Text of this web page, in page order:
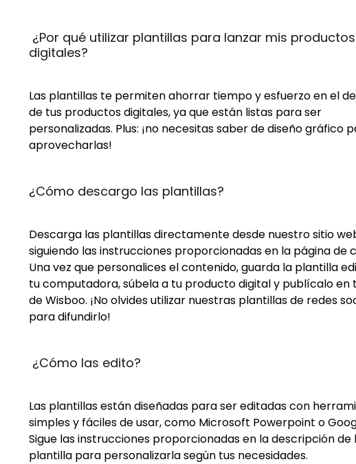
¿Por qué utilizar plantillas para lanzar mis productos
digitales?
Las plantillas te permiten ahorrar tiempo y esfuerzo en el
de tus productos digitales, ya que están listas para ser
personalizadas. Plus: ¡no necesitas saber de diseño gráfico
aprovecharlas!
¿Cómo descargo las plantillas?
Descarga las plantillas directamente desde nuestro sitio
siguiendo las instrucciones proporcionadas en la página de
Una vez que personalices el contenido, guarda la plantilla
tu computadora, súbela a tu producto digital y publícalo en
de Wisboo. ¡No olvides utilizar nuestras plantillas de redes
para difundirlo!
¿Cómo las edito?
Las plantillas están diseñadas para ser editadas con
simples y fáciles de usar, como Microsoft Powerpoint o
Sigue las instrucciones proporcionadas en la descripción de
plantilla para personalizarla según tus necesidades.